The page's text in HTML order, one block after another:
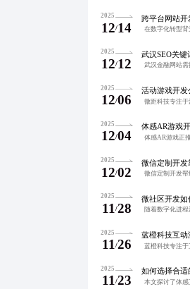
2025
12/14
跨平台网站开
2025
12/12
武汉SEO关键
2025
12/06
活动游戏开发
2025
12/04
体感AR游戏
2025
12/02
微信定制开发
2025
11 /28
微社区开发如
2025
11 /26
蓝橙科技互动
2025
11/23
如何选择合适